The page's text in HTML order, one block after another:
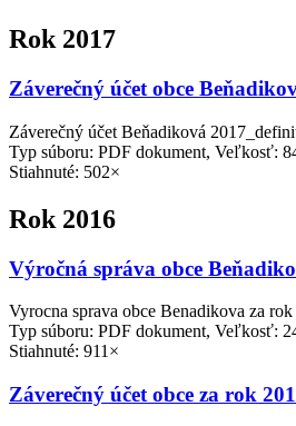
Rok 2017
Záverečný účet obce
Záverečný účet Beňadiková
Typ súboru: PDF dokument, Veľkosť:
Stiahnuté: 502×
Rok 2016
Výročná správa obce
Vyrocna sprava obce Benadikova za
Typ súboru: PDF dokument, Veľkosť:
Stiahnuté: 911×
Záverečný účet obce za rok